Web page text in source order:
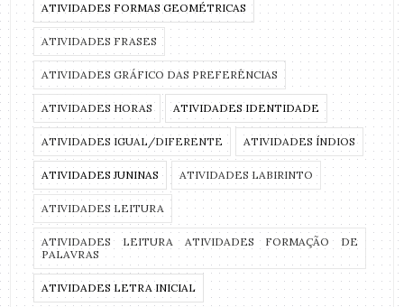
ATIVIDADES FORMAS GEOMÉTRICAS
ATIVIDADES FRASES
ATIVIDADES GRÁFICO DAS PREFERÊNCIAS
ATIVIDADES HORAS ATIVIDADES IDENTIDADE
ATIVIDADES IGUAL/DIFERENTE ATIVIDADES ÍNDIOS
ATIVIDADES JUNINAS ATIVIDADES LABIRINTO
ATIVIDADES LEITURA
ATIVIDADES LEITURA ATIVIDADES FORMAÇÃO DE
PALAVRAS
ATIVIDADES LETRA INICIAL